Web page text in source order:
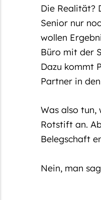
Die Realität?
Senior nur
wollen
Büro mit der
Dazu kommt
Partner in
Was also tun,
Rotstift an.
Belegschaft
Nein, man